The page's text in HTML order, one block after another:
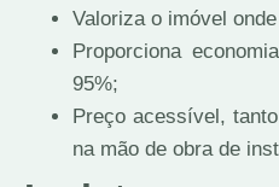
Valoriza o imóvel
Proporciona
95%;
Preço acessível,
na mão de obra de